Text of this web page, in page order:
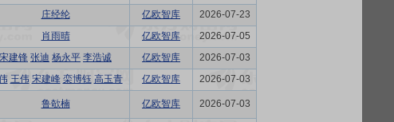
庄经纶 亿欧智库
2026-07-23
肖雨晴 亿欧智库
2026-07-05
宋建锋 张迪 杨永平 李浩诚 亿欧智库
2026-07-03
王伟 宋建峰 栾博钰 高玉青 亿欧智库 2026-07-03
鲁欹楠 亿欧智库 2026-07-03